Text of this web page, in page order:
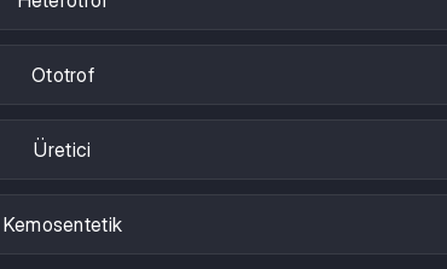
Ototrof
Üretici
Kemosentetik